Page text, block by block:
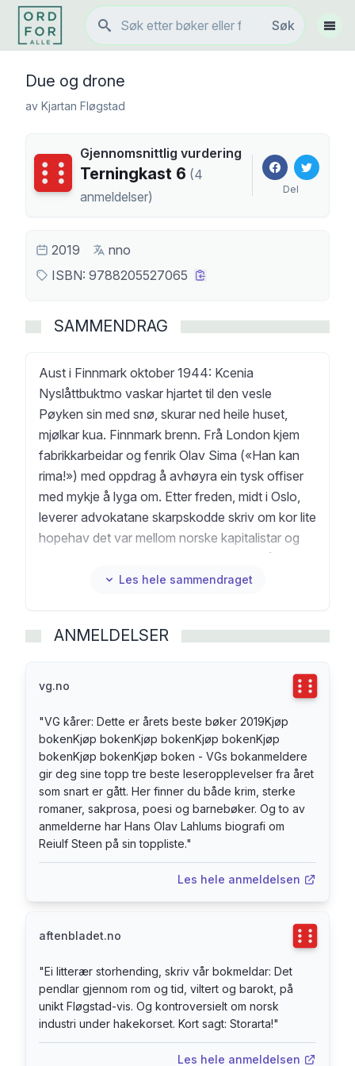
Søk
Søk
Vis
Due og drone
av Kjartan Fløgstad
Terningkast
Gjennomsnittlig vurdering
Terningkast 6 (4
anmeldelser) Del
2019
nno
ISBN: 9788205527065
SAMMENDRAG
Aust i Finnmark oktober 1944: Kcenia
Nyslåttbuktmo vaskar hjartet til den vesle
Pøyken sin med snø, skurar ned heile huset,
mjølkar kua. Finnmark brenn. Frå London kjem
fabrikkarbeidar og fenrik Olav Sima («Han kan
rima!») med oppdrag å avhøyra ein tysk offiser
med mykje å lyga om. Etter freden, midt i Oslo,
leverer advokatane skarpskodde skriv om kor lite
hopehav det var mellom norske kapitalistar og
mild eim av cyanid. På Bjølsen aust i Oslo: Den
og held orden i mjølkekøen. Å få orden på
øver vesle Oksana Starkopf trufast på piano, og
arvar eit skrin med eit manuskript i. Etterkrigstida
strammar grepet. Olav Sima blir jurist, Pøyken blir
verre og verre. Begge tar ofte turen vest, over
fjellet, og vidare over Atlanteren, der
Sambandsstatane tar imot dei med opne armar.
På underjordisk vis er verda kabla saman. Vest
møter Aust, i Norge og i den vide verda. Due og
drone er forteljinga om dette. Anmelderne
mener: «Glødende Fløgstad!» VG «Ei litterær
storhending.» Stavanger Aftenblad «Fløgstad tar
litterære høydepunkt» Tønsbergs Blad «Kjartan
Fløgstad refser og glefser som bare han kan i
dette rødglødende romanoppgjøret med løgn og
unnfallenhet i norsk etterkrigshistorie. (…)
Fløgstad-fans vil fryde seg over en roman av
ypperste merke, som flommer over av litterært
overskudd.» Sindre Hovdendakk, VG «Diktning,
Les hele sammendraget
ANMELDELSER
vg.no
"VG kårer: Dette er årets beste bøker 2019Kjøp
bokenKjøp bokenKjøp bokenKjøp bokenKjøp
bokenKjøp bokenKjøp boken - VGs bokanmeldere
gir deg sine topp tre beste leseropplevelser fra året
som snart er gått. Her finner du både krim, sterke
romaner, sakprosa, poesi og barnebøker. Og to av
anmelderne har Hans Olav Lahlums biografi om
Reiulf Steen på sin toppliste."
Les hele anmeldelsen
aftenbladet.no
"Ei litterær storhending, skriv vår bokmeldar: Det
pendlar gjennom rom og tid, viltert og barokt, på
unikt Fløgstad-vis. Og kontroversielt om norsk
industri under hakekorset. Kort sagt: Storarta!"
Les hele anmeldelsen